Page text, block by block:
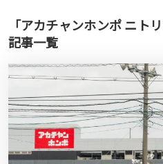
「アカチャンホンポ ニト
記事一覧